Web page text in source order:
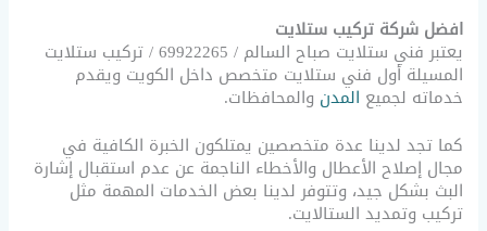
افضل شركة تركيب ستلايت
يعتبر فني ستلايت صباح السالم / 69922265 / تركيب ستلايت
المسيلة أول فني ستلايت متخصص داخل الكويت ويقدم
خدماته لجميع المدن والمحافظات.
كما تجد لدينا عدة متخصصين يمتلكون الخبرة الكافية في
مجال إصلاح الأعطال والأخطاء الناجمة عن عدم استقبال إشارة
البث بشكل جيد، وتتوفر لدينا بعض الخدمات المهمة مثل
تركيب وتمديد الستالايت.